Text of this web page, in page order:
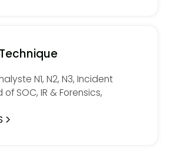
N1, N2, N3, Incident
SOC, IR & Forensics,